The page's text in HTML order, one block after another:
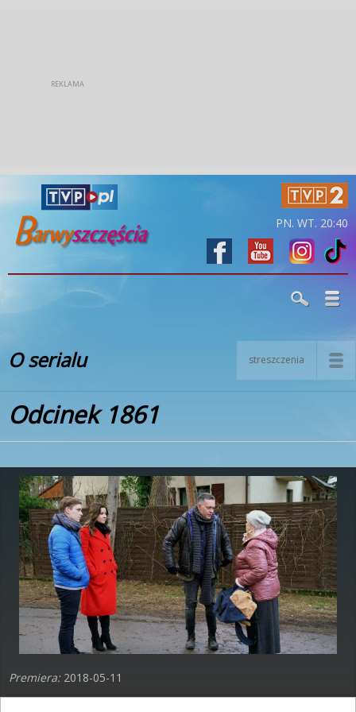
PN. WT. 20:40
O serialu streszczenia
Odcinek 1861
Premiera: 2018-05-11